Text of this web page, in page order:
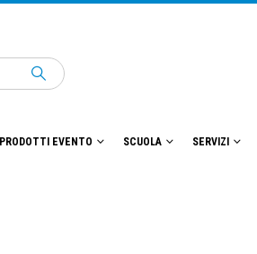
PRODOTTI EVENTO SCUOLA SERVIZI